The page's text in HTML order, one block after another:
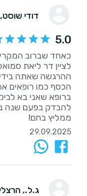
דודי שוסט
5.0
כאחד שברוב
לציין דר ליאת
ההרגשה שאתה
הכסף כמו רופאים
ברופא שאני בא
להבדק בפעם שנה
ממליץ בחם!
29.09.2025
ג.ל.,